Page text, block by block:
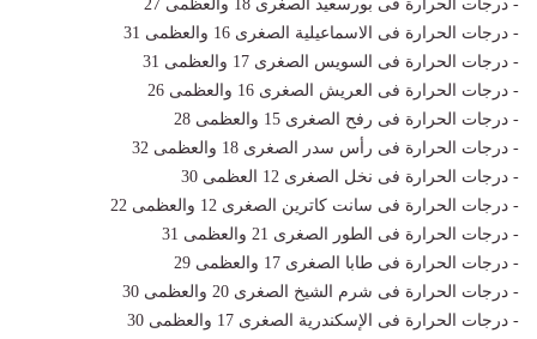
- درجات الحرارة فى بورسعيد الصغرى 18 والعظمى 27
- درجات الحرارة فى الاسماعيلية الصغرى 16 والعظمى 31
- درجات الحرارة فى السويس الصغرى 17 والعظمى 31
- درجات الحرارة فى العريش الصغرى 16 والعظمى 26
- درجات الحرارة فى رفح الصغرى 15 والعظمى 28
- درجات الحرارة فى رأس سدر الصغرى 18 والعظمى 32
- درجات الحرارة فى نخل الصغرى 12 العظمى 30
- درجات الحرارة فى سانت كاترين الصغرى 12 والعظمى 22
- درجات الحرارة فى الطور الصغرى 21 والعظمى 31
- درجات الحرارة فى طابا الصغرى 17 والعظمى 29
- درجات الحرارة فى شرم الشيخ الصغرى 20 والعظمى 30
- درجات الحرارة فى الإسكندرية الصغرى 17 والعظمى 30